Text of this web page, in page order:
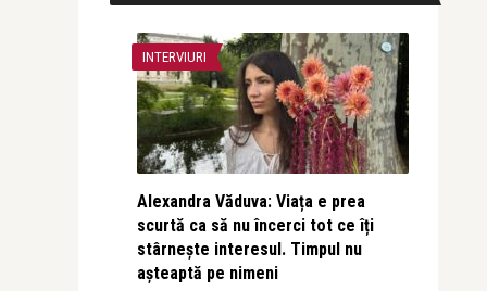
INTERVIURI
Alexandra Văduva: Viața e prea
scurtă ca să nu încerci tot ce îți
stârnește interesul. Timpul nu
așteaptă pe nimeni